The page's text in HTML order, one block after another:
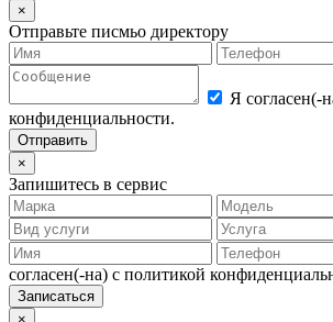
×
Отправьте писмьо директору
Я согласен(-
конфиденциальности.
×
Запишитесь в сервис
согласен(-на) с политикой